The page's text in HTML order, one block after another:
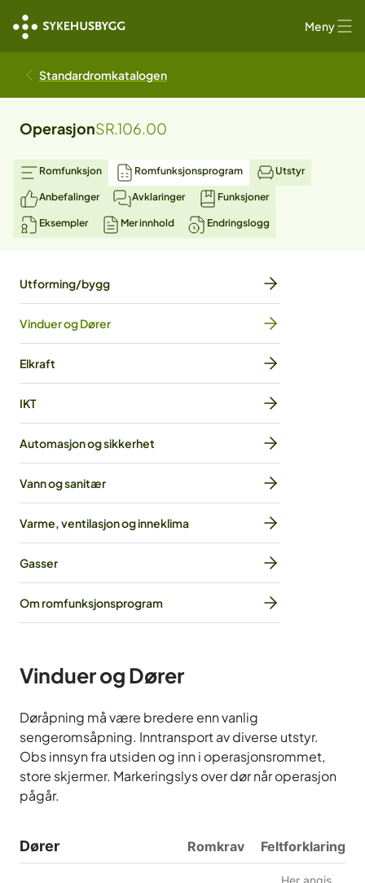
Meny
Standardromkatalogen
OperasjonSR.106.00
Romfunksjon Romfunksjonsprogram Utstyr
Anbefalinger Avklaringer Funksjoner
Eksempler Mer innhold Endringslogg
Utforming/bygg
Vinduer og Dører
Elkraft
IKT
Automasjon og sikkerhet
Vann og sanitær
Varme, ventilasjon og inneklima
Gasser
Om romfunksjonsprogram
Vinduer og Dører
Døråpning må være bredere enn vanlig
sengeromsåpning. Inntransport av diverse utstyr.
Obs innsyn fra utsiden og inn i operasjonsrommet,
store skjermer. Markeringslys over dør når operasjon
pågår.
Dører Romkrav Feltforklaring